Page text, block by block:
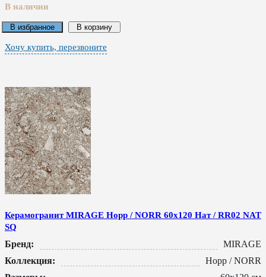
В наличии
В избранное В корзину
Хочу купить, перезвоните
Керамогранит MIRAGE Норр / NORR 60x120 Нат / RR02 NAT
SQ
Бренд:
MIRAGE
Коллекция:
Норр / NORR